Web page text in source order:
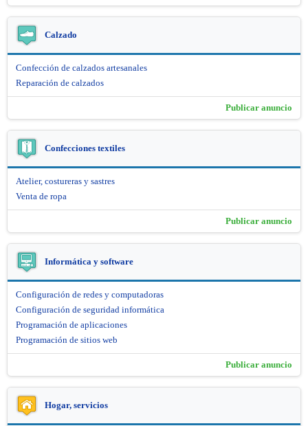
Calzado
Confección de calzados artesanales
Reparación de calzados
Publicar anuncio
Confecciones textiles
Atelier, costureras y sastres
Venta de ropa
Publicar anuncio
Informática y software
Configuración de redes y computadoras
Configuración de seguridad informática
Programación de aplicaciones
Programación de sitios web
Publicar anuncio
Hogar, servicios